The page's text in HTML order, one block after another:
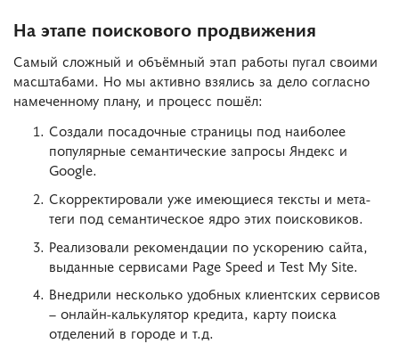
На этапе поискового продвижения
Самый сложный и объёмный этап работы пугал своими
масштабами. Но мы активно взялись за дело согласно
намеченному плану, и процесс пошёл:
Создали посадочные страницы под наиболее
популярные семантические запросы Яндекс и
Google.
Скорректировали уже имеющиеся тексты и мета-
теги под семантическое ядро этих поисковиков.
Реализовали рекомендации по ускорению сайта,
выданные сервисами Page Speed и Test My Site.
Внедрили несколько удобных клиентских сервисов
– онлайн-калькулятор кредита, карту поиска
отделений в городе и т.д.